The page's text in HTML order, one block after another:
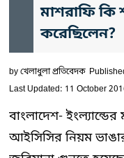
মাশরাফি কি
করেছিলেন?
byখেলাধুলা প্রতিবেদক
Last Updated: 11 October
বাংলাদেশ- ইংল্যান্ডের
আইসিসির নিয়ম